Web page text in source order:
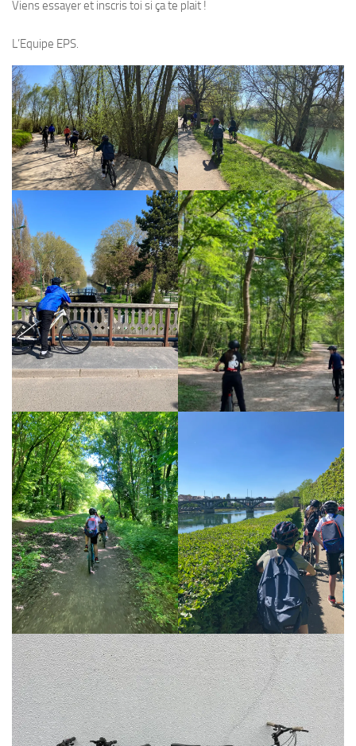
Viens essayer et inscris toi si ça te plait !
L’Equipe EPS.